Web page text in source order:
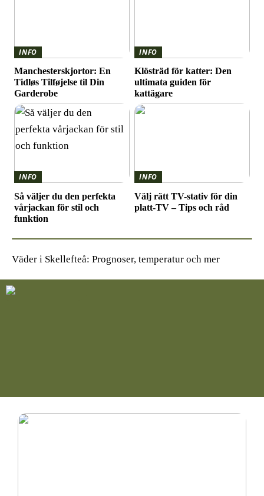
INFO
Manchesterskjortor: En
Tidløs Tilføjelse til Din
Garderobe
INFO
Klösträd för katter: Den
ultimata guiden för
kattägare
INFO
Så väljer du den perfekta
vårjackan för stil och
funktion
INFO
Välj rätt TV-stativ för din
platt-TV – Tips och råd
Väder i Skellefteå: Prognoser, temperatur och mer